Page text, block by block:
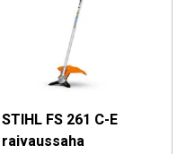
aluskasvillisuuden ja
ohuiden puiden
raivaamiseen ahtaissakin
paikoissa, joten se on
puutarha- ja
maisemointialan
STIHL FS 261 C-E
raivaussaha